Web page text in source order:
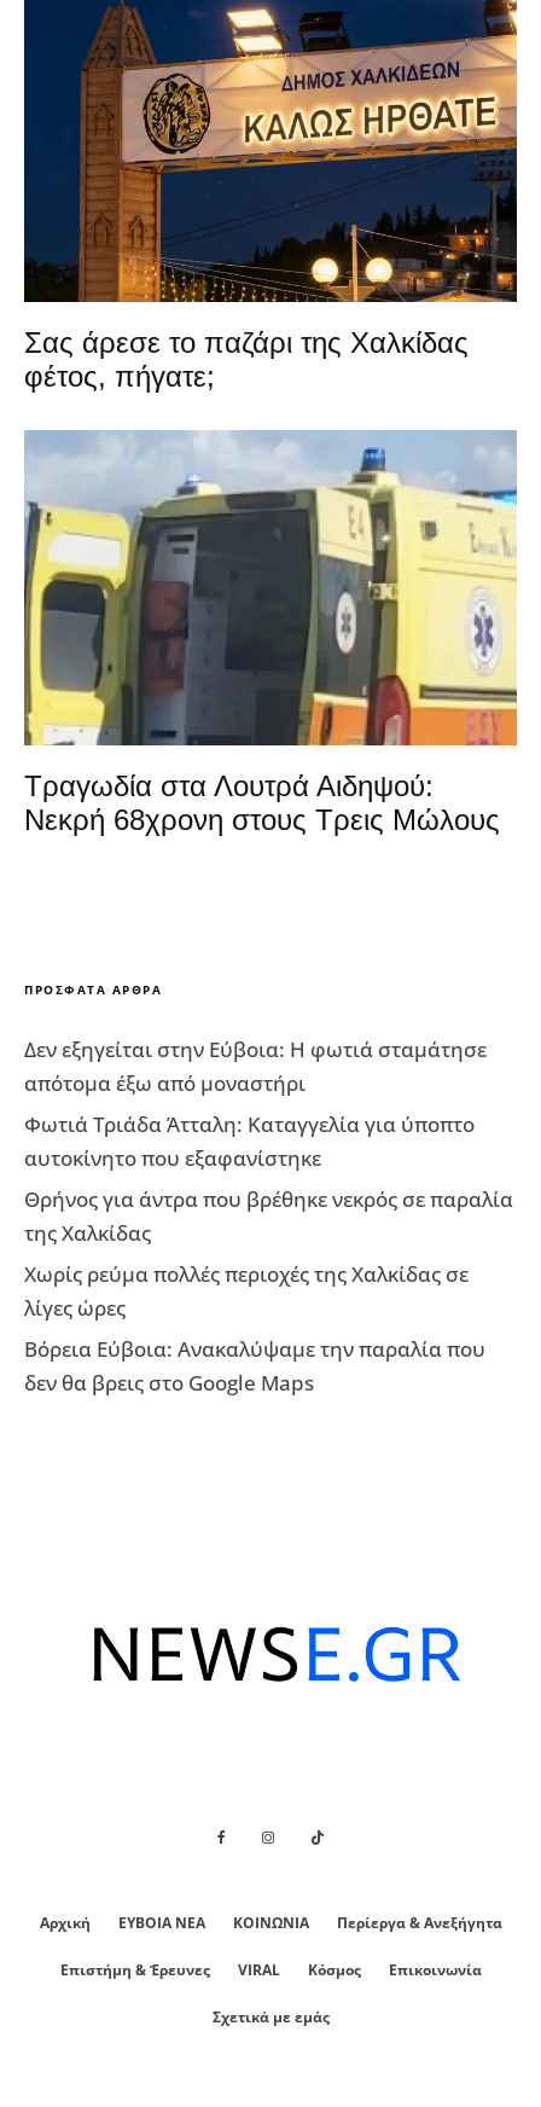
Σας άρεσε το παζάρι της Χαλκίδας
φέτος, πήγατε;
Τραγωδία στα Λουτρά Αιδηψού:
Νεκρή 68χρονη στους Τρεις Μώλους
ΠΡΌΣΦΑΤΑ ΆΡΘΡΑ
Δεν εξηγείται στην Εύβοια: Η φωτιά σταμάτησε
απότομα έξω από μοναστήρι
Φωτιά Τριάδα Άτταλη: Καταγγελία για ύποπτο
αυτοκίνητο που εξαφανίστηκε
Θρήνος για άντρα που βρέθηκε νεκρός σε παραλία
της Χαλκίδας
Χωρίς ρεύμα πολλές περιοχές της Χαλκίδας σε
λίγες ώρες
Βόρεια Εύβοια: Ανακαλύψαμε την παραλία που
δεν θα βρεις στο Google Maps
Αρχική ΕΥΒΟΙΑ ΝΕΑ ΚΟΙΝΩΝΙΑ Περίεργα & Ανεξήγητα
Επιστήμη & Έρευνες VIRAL Κόσμος Επικοινωνία
Σχετικά με εμάς